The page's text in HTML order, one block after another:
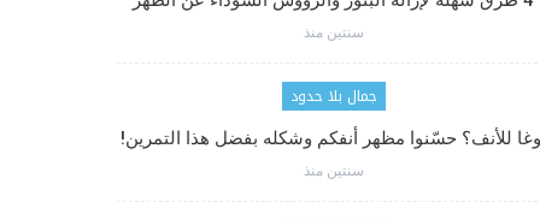
سنتين منذ
جمال بلا حدود
للأنف؟ حسّنوا مظهر أنفكم وشكله بفضل هذا التمرين!
سنتين منذ